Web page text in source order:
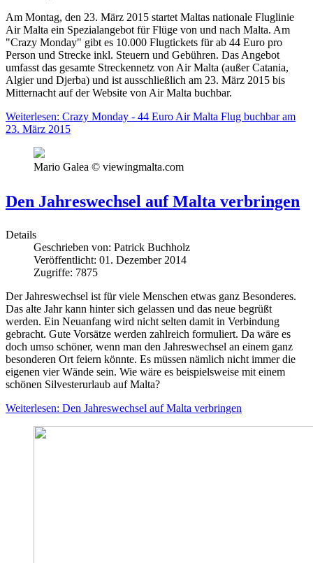
Am Montag, den 23. März 2015 startet Maltas nationale Fluglinie
Air Malta ein Spezialangebot für Flüge von und nach Malta. Am
"Crazy Monday" gibt es 10.000 Flugtickets für ab 44 Euro pro
Person und Strecke inkl. Steuern und Gebühren. Das Angebot
umfasst das gesamte Streckennetz von Air Malta (außer Catania,
Algier und Djerba) und ist ausschließlich am 23. März 2015 bis
Mitternacht auf der Website von Air Malta buchbar.
Weiterlesen: Crazy Monday - 44 Euro Air Malta Flug buchbar am
23. März 2015
Mario Galea © viewingmalta.com
Den Jahreswechsel auf Malta verbringen
Details
Geschrieben von: Patrick Buchholz
Veröffentlicht: 01. Dezember 2014
Zugriffe: 7875
Der Jahreswechsel ist für viele Menschen etwas ganz Besonderes.
Das alte Jahr kann hinter sich gelassen und das neue begrüßt
werden. Ein Neuanfang wird nicht selten damit in Verbindung
gebracht. Gute Vorsätze werden zahlreich formuliert. Da wäre es
doch umso schöner, wenn man den Jahreswechsel an einem ganz
besonderen Ort feiern könnte. Es müssen nämlich nicht immer die
eigenen vier Wände sein. Wie wäre es beispielsweise mit einem
schönen Silvesterurlaub auf Malta?
Weiterlesen: Den Jahreswechsel auf Malta verbringen